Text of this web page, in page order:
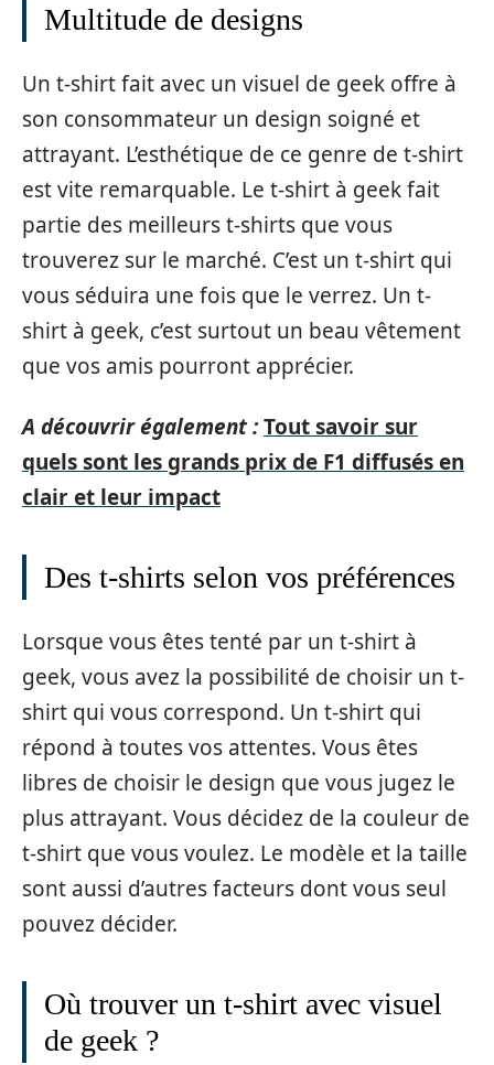
Multitude de designs
Un t-shirt fait avec un visuel de geek offre à
son consommateur un design soigné et
attrayant. L’esthétique de ce genre de t-shirt
est vite remarquable. Le t-shirt à geek fait
partie des meilleurs t-shirts que vous
trouverez sur le marché. C’est un t-shirt qui
vous séduira une fois que le verrez. Un t-
shirt à geek, c’est surtout un beau vêtement
que vos amis pourront apprécier.
A découvrir également :Tout savoir sur
quels sont les grands prix de F1 diffusés en
clair et leur impact
Des t-shirts selon vos préférences
Lorsque vous êtes tenté par un t-shirt à
geek, vous avez la possibilité de choisir un t-
shirt qui vous correspond. Un t-shirt qui
répond à toutes vos attentes. Vous êtes
libres de choisir le design que vous jugez le
plus attrayant. Vous décidez de la couleur de
t-shirt que vous voulez. Le modèle et la taille
sont aussi d’autres facteurs dont vous seul
pouvez décider.
Où trouver un t-shirt avec visuel
de geek ?